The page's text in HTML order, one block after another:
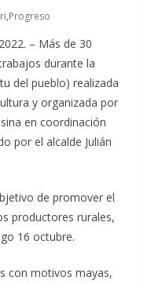
,Progreso
– Más de 30
durante la
del pueblo) realizada
y organizada por
en coordinación
por el alcalde Julián
de promover el
productores rurales,
16 octubre.
con motivos mayas,